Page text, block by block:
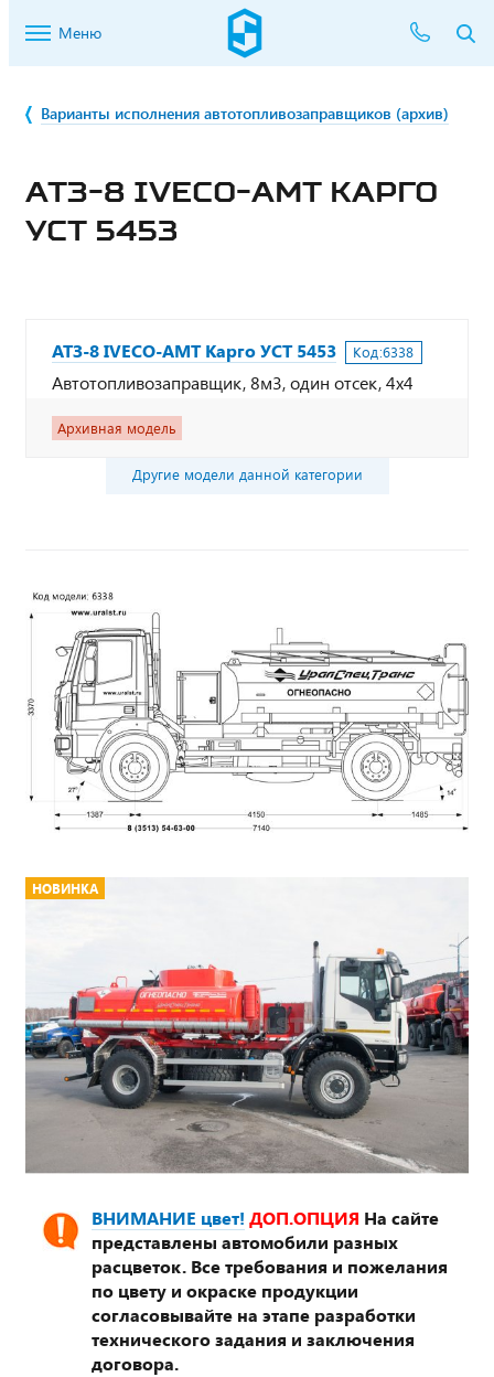
Меню
Варианты исполнения автотопливозаправщиков (архив)
АТЗ-8 IVECO-AMT КАРГО
УСТ 5453
АТЗ-8 IVECO-AMT Карго УСТ 5453 Код:6338
Автотопливозаправщик, 8м3, один отсек, 4х4
Архивная модель
Другие модели данной категории
НОВИНКА
ВНИМАНИЕ цвет! ДОП.ОПЦИЯ На сайте
представлены автомобили разных
расцветок. Все требования и пожелания
по цвету и окраске продукции
согласовывайте на этапе разработки
технического задания и заключения
договора.